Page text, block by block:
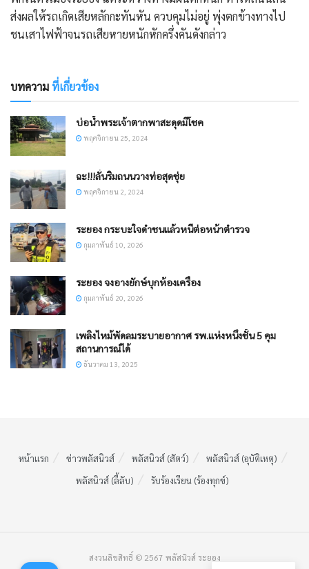
ส่งผลให้รถเกิดเสียหลักกะทันหัน ควบคุมไม่อยู่ พุ่งตกข้างทางไป
ชนเสาไฟฟ้าจนรถเสียหายหนักหักครึ่งคันดังกล่าว
บทความที่เกี่ยวข้อง
บ่อน้ำพระเจ้าตากพาสะดุดมีโชค
พฤศจิกายน 25, 2024
ฉะ!!!ลั่นริมถนนวางท่อสุดชุ่ย
พฤศจิกายน 2, 2024
ระยอง กระบะใจดำชนแล้วหนีต่อหน้าตำรวจ
กุมภาพันธ์ 10, 2026
ระยอง จงอางยักษ์บุกห้องเครื่อง
กุมภาพันธ์ 20, 2026
เพลิงไหม้พัดลมระบายอากาศ รพ.แห่งหนึ่งชั้น 5 คุม
สถานการณ์ได้
ธันวาคม 13, 2025
หน้าแรก ข่าวพลัสนิวส์ พลัสนิวส์ (สัตว์)
พลัสนิวส์ (อุบัติเหตุ)
พลัสนิวส์ (ลี้ลับ)
รับร้องเรียน (ร้องทุกข์)
สงวนลิขสิทธิ์ © 2567 พลัสนิวส์ ระยอง